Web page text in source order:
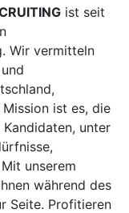
ist seit
Wir vermitteln
ist es, die
unter
unserem
während des
Seite. Profitieren